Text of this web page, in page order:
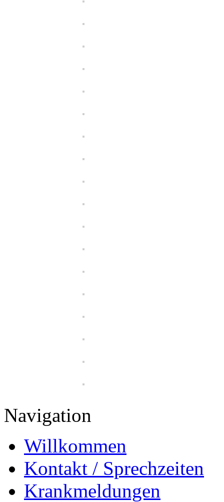
Navigation
Willkommen
Kontakt / Sprechzeiten
Krankmeldungen